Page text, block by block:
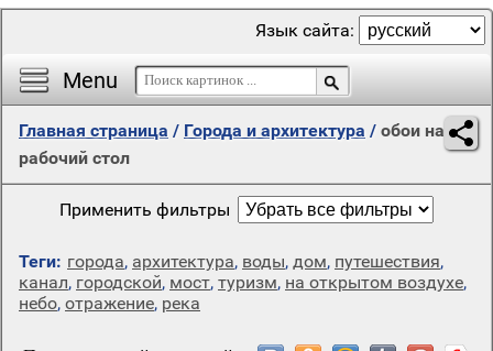
Menu
Язык сайта:
Главная страница / Города и архитектура / обои на
рабочий стол
Применить фильтры
Теги: города, архитектура, воды, дом, путешествия,
канал, городской, мост, туризм, на открытом воздухе,
небо, отражение, река